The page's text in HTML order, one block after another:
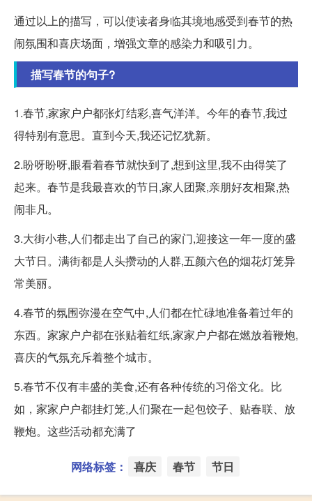
通过以上的描写，可以使读者身临其境地感受到春节的热
闹氛围和喜庆场面，增强文章的感染力和吸引力。
描写春节的句子?
1.春节,家家户户都张灯结彩,喜气洋洋。今年的春节,我过
得特别有意思。直到今天,我还记忆犹新。
2.盼呀盼呀,眼看着春节就快到了,想到这里,我不由得笑了
起来。春节是我最喜欢的节日,家人团聚,亲朋好友相聚,热
闹非凡。
3.大街小巷,人们都走出了自己的家门,迎接这一年一度的盛
大节日。满街都是人头攒动的人群,五颜六色的烟花灯笼异
常美丽。
4.春节的氛围弥漫在空气中,人们都在忙碌地准备着过年的
东西。家家户户都在张贴着红纸,家家户户都在燃放着鞭炮,
喜庆的气氛充斥着整个城市。
5.春节不仅有丰盛的美食,还有各种传统的习俗文化。比
如，家家户户都挂灯笼,人们聚在一起包饺子、贴春联、放
鞭炮。这些活动都充满了
网络标签： 喜庆 春节 节日